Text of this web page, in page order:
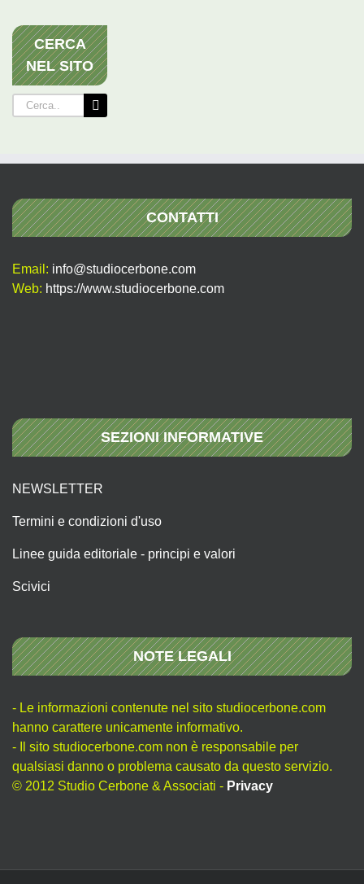
CERCA
NEL SITO
Cerca
per:
CONTATTI
Email: info@studiocerbone.com
Web: https://www.studiocerbone.com
SEZIONI INFORMATIVE
NEWSLETTER
Termini e condizioni d'uso
Linee guida editoriale - principi e valori
Scivici
NOTE LEGALI
- Le informazioni contenute nel sito studiocerbone.com
hanno carattere unicamente informativo.
- Il sito studiocerbone.com non è responsabile per
qualsiasi danno o problema causato da questo servizio.
© 2012 Studio Cerbone & Associati - Privacy